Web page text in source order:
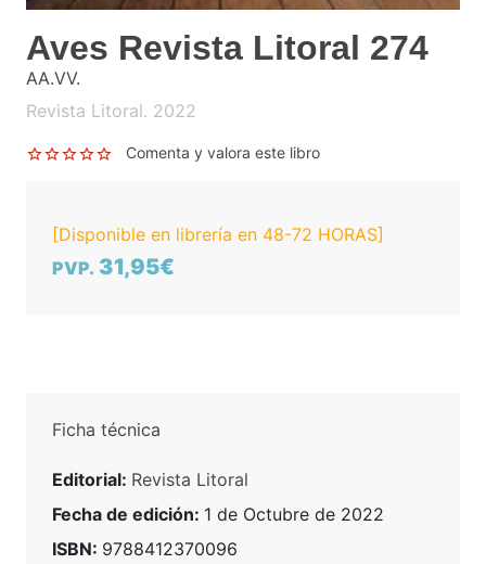
Aves Revista Litoral 274
AA.VV.
Revista Litoral. 2022
Comenta y valora este libro
[Disponible en librería en 48-72 HORAS]
PVP. 31,95€
Ficha técnica
Editorial: Revista Litoral
Fecha de edición: 1 de Octubre de 2022
ISBN: 9788412370096